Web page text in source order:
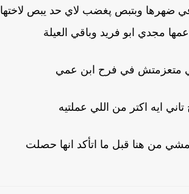
في ضهرها وبتبص پغضب لاي حد يبص لاختها
مجدي ابو فريد وباقي العيلة
متعزمتش في فرح ابن عمي
ايه اكتر من اللي عملتيه
من هنا قبل ما اتأكد انها حصلت